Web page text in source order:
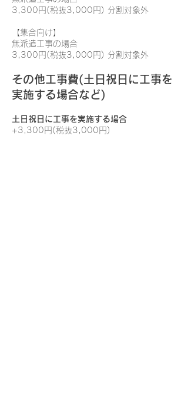
3,300円(税抜3,000円) 分割対象外
【集合向け】
無派遣工事の場合
3,300円(税抜3,000円) 分割対象外
その他工事費(土日祝日に工事を
実施する場合など)
土日祝日に工事を実施する場合
+3,300円(税抜3,000円)